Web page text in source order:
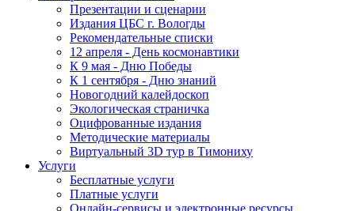
Презентации и сценарии
Издания ЦБС г. Вологды
Рекомендательные списки
12 апреля - День космонавтики
К 9 мая - Дню Победы
К 1 сентября - Дню знаний
Новогодний калейдоскоп
Экологическая страничка
Оцифрованные издания
Методические материалы
Виртуальный 3D тур в Тимониху
Услуги
Бесплатные услуги
Платные услуги
Онлайн-сервисы и электронные ресурсы